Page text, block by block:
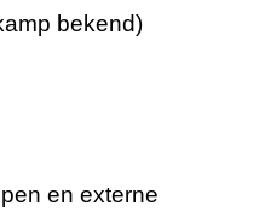
bekend)
en externe